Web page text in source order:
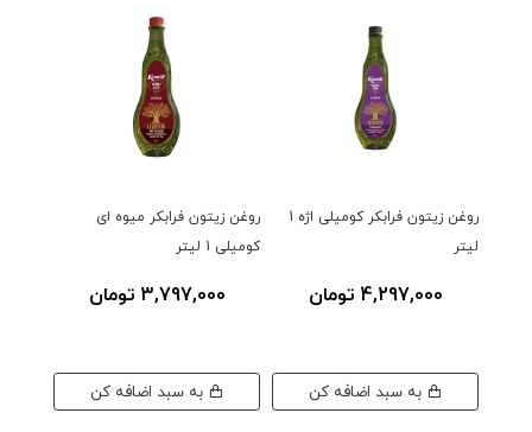
روغن زیتون فرابکر کومیلی اژه 1
لیتر
4,297,000 تومان
روغن زیتون فرابکر میوه ای
کومیلی 1 لیتر
3,797,000 تومان